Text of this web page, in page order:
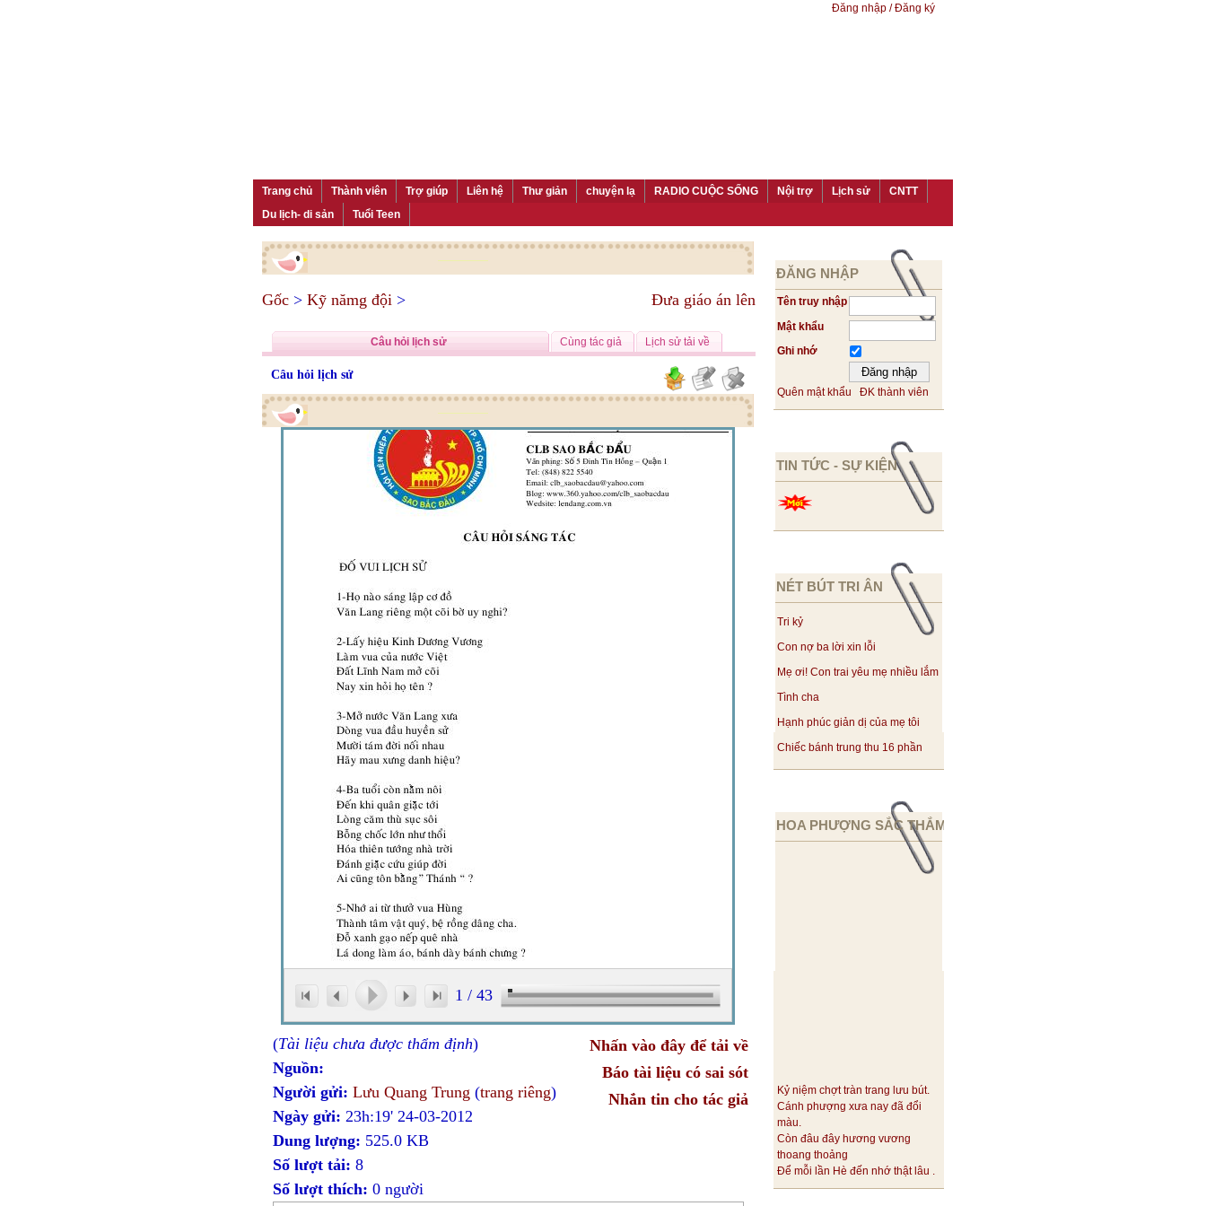
Đăng nhập / Đăng ký
Trang chủ Thành viên Trợ giúp Liên hệ Thư giản chuyện lạ RADIO CUỘC SỐNG Nội trợ Lịch sử
CNTT
Du lịch- di sản
Tuổi Teen
ĐĂNG NHẬP
Tên truy nhập
Mật khẩu
Ghi nhớ
Quên mật khẩu ĐK thành viên
TIN TỨC - SỰ KIỆN
NÉT BÚT TRI ÂN
Tri kỷ
Con nợ ba lời xin lỗi
Mẹ ơi! Con trai yêu mẹ nhiều lắm
Tình cha
Hạnh phúc giản dị của mẹ tôi
Chiếc bánh trung thu 16 phần
HOA PHƯỢNG SẮC THẮM
Kỷ niệm chợt tràn trang lưu bút.
Cánh phượng xưa nay đã đổi
màu.
Còn đâu đây hương vương
thoang thoảng
Để mỗi lần Hè đến nhớ thật lâu .
Đưa giáo án lên
Gốc > Kỹ nămg đội >
Câu hỏi lịch sử Cùng tác giả Lịch sử tải về
Câu hỏi lịch sử
1 /43
Nhấn vào đây để tải về
Báo tài liệu có sai sót
Nhắn tin cho tác giả
(Tài liệu chưa được thẩm định)
Nguồn:
Người gửi: Lưu Quang Trung (trang riêng)
Ngày gửi: 23h:19' 24-03-2012
Dung lượng: 525.0 KB
Số lượt tải: 8
Số lượt thích: 0 người